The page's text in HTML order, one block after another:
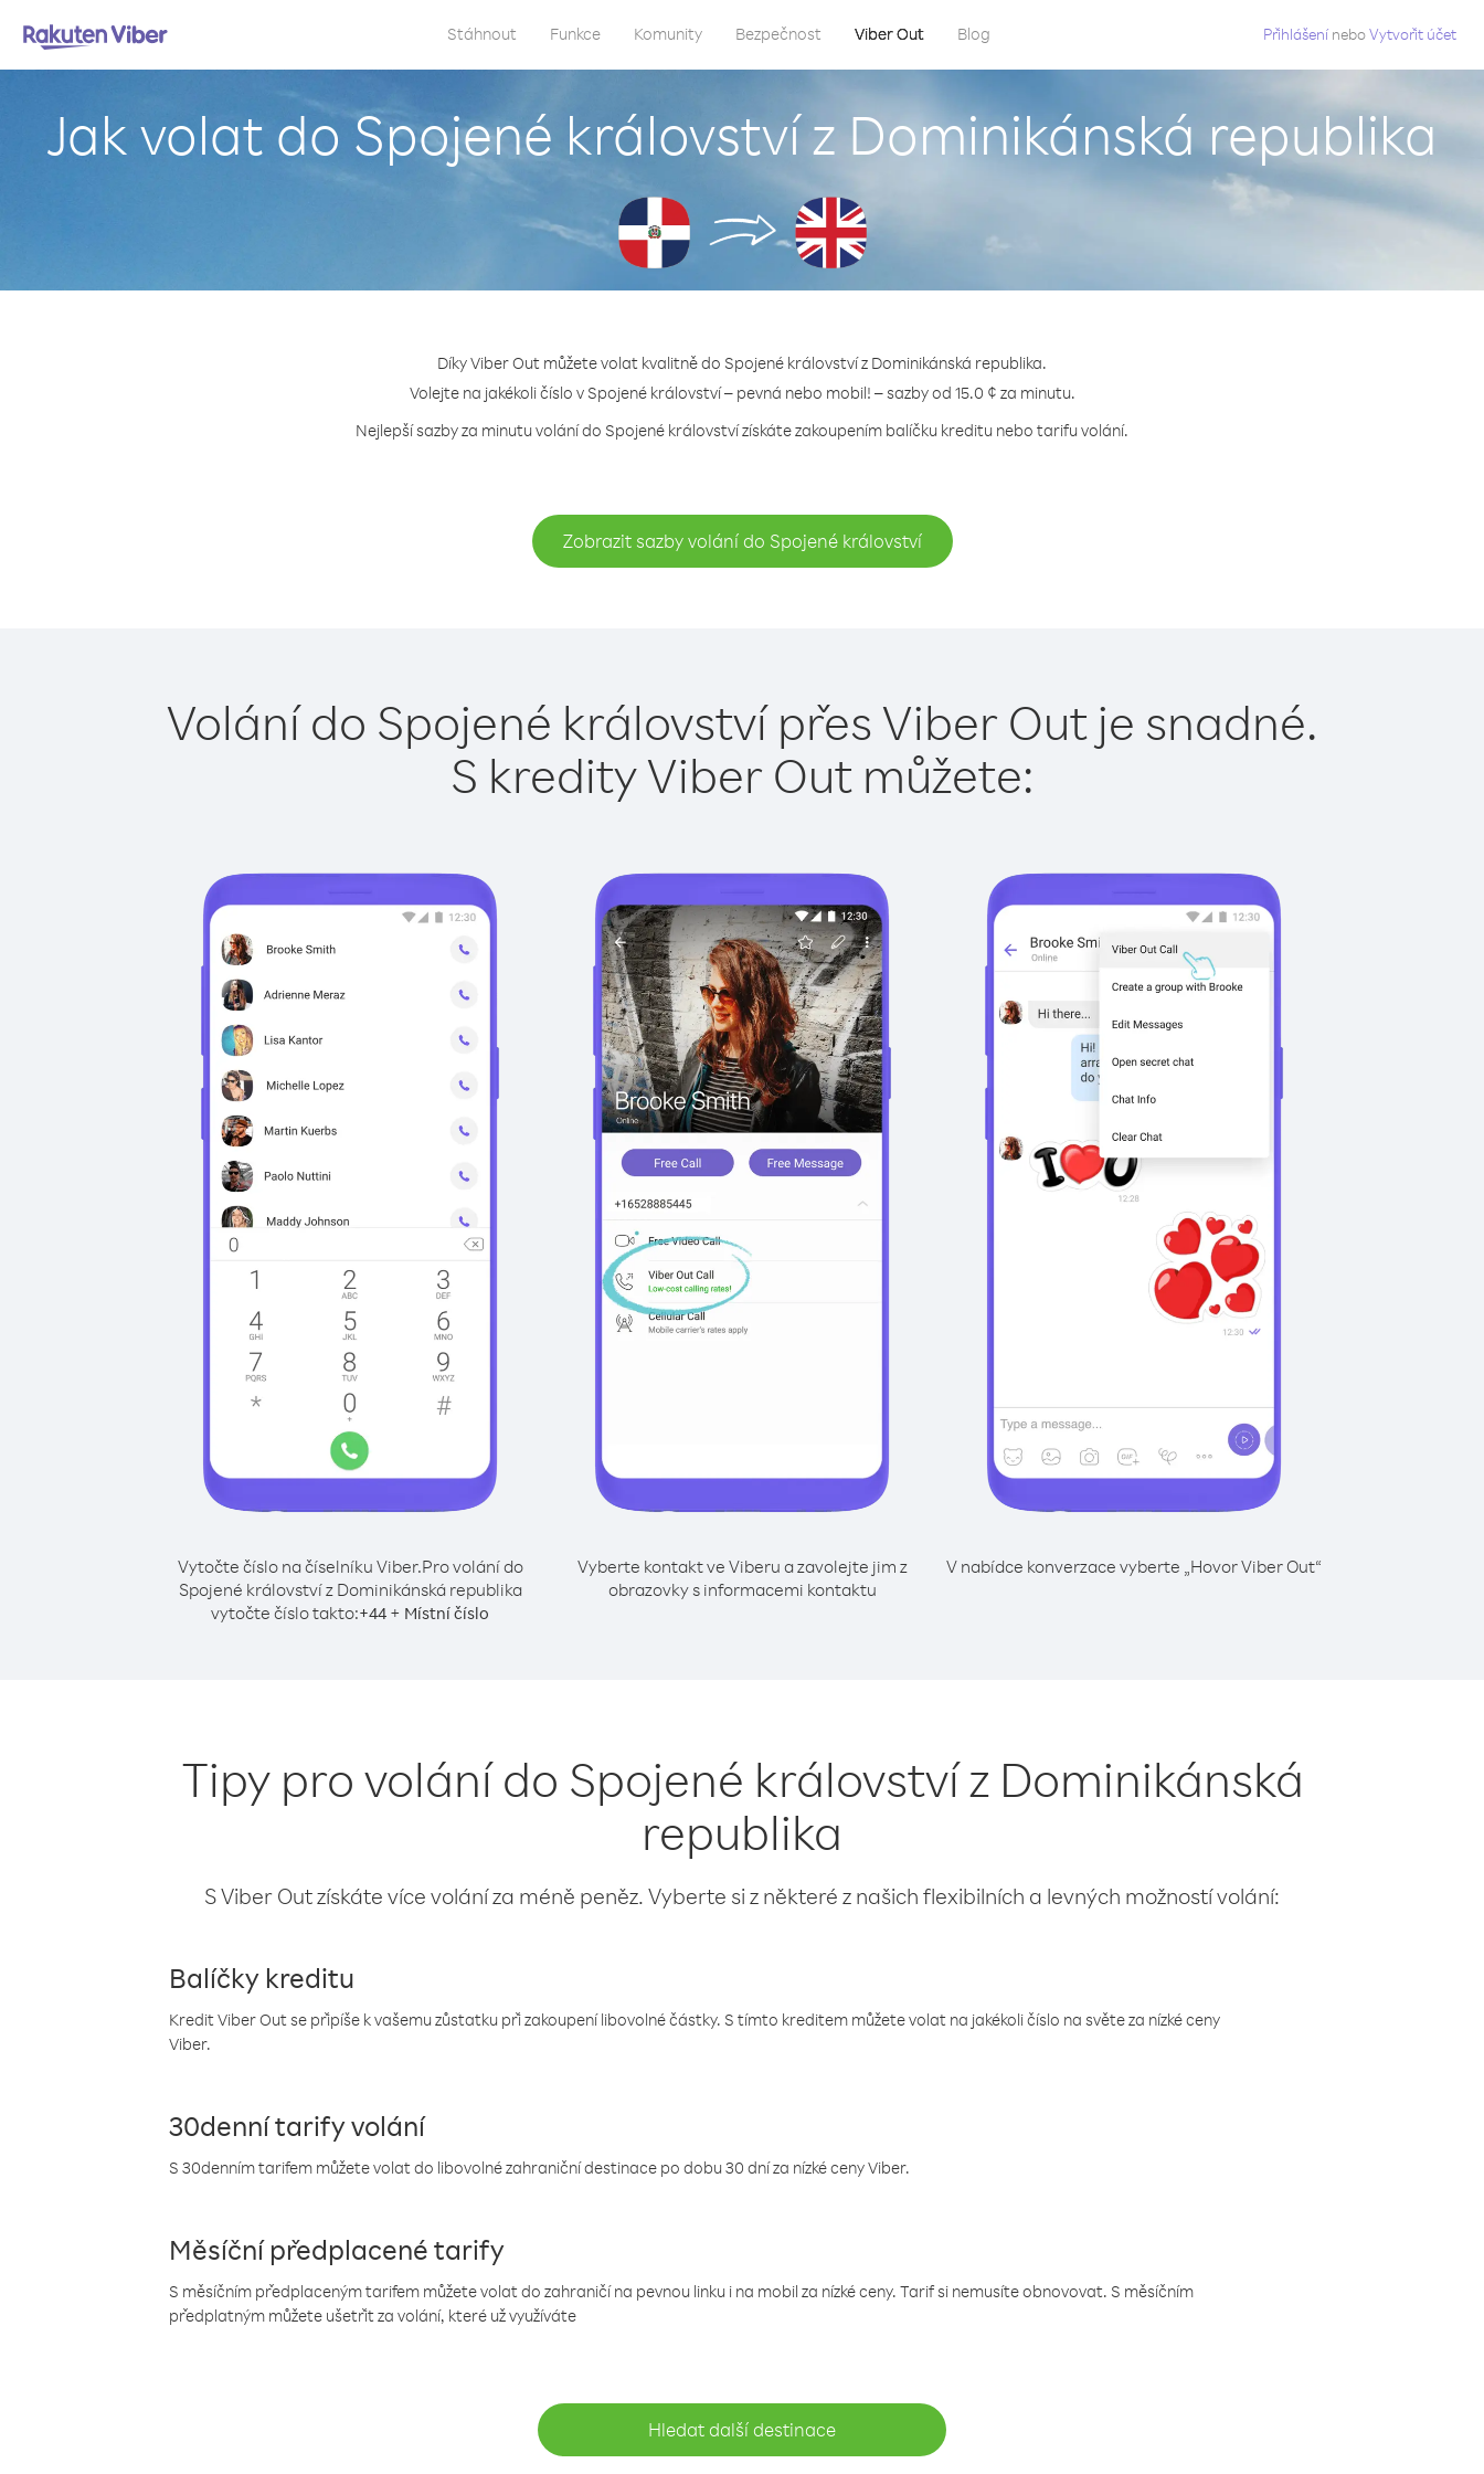
Stáhnout Funkce Komunity Bezpečnost Viber Out Blog Přihlášení neboVytvořit účet
Jak volat do Spojené království z Dominikánská republika
Díky Viber Out můžete volat kvalitně do Spojené království z Dominikánská republika.
Volejte na jakékoli číslo v Spojené království – pevná nebo mobil! – sazby od 15.0 ¢ za minutu.
Nejlepší sazby za minutu volání do Spojené království získáte zakoupením balíčku kreditu nebo tarifu volání.
Zobrazit sazby volání do Spojené království
Volání do Spojené království přes Viber Out je snadné.
S kredity Viber Out můžete:
Vytočte číslo na číselníku Viber.Pro volání do
Spojené království z Dominikánská republika
vytočte číslo takto:+44 + Místní číslo
Vyberte kontakt ve Viberu a zavolejte jim z
obrazovky s informacemi kontaktu
V nabídce konverzace vyberte „Hovor Viber Out“
Tipy pro volání do Spojené království z Dominikánská
republika
S Viber Out získáte více volání za méně peněz. Vyberte si z některé z našich flexibilních a levných možností volání:
Balíčky kreditu
Kredit Viber Out se připíše k vašemu zůstatku při zakoupení libovolné částky. S tímto kreditem můžete volat na jakékoli číslo na světe za nízké ceny
Viber.
30denní tarify volání
S 30denním tarifem můžete volat do libovolné zahraniční destinace po dobu 30 dní za nízké ceny Viber.
Měsíční předplacené tarify
S měsíčním předplaceným tarifem můžete volat do zahraničí na pevnou linku i na mobil za nízké ceny. Tarif si nemusíte obnovovat. S měsíčním
předplatným můžete ušetřit za volání, které už využíváte
Hledat další destinace